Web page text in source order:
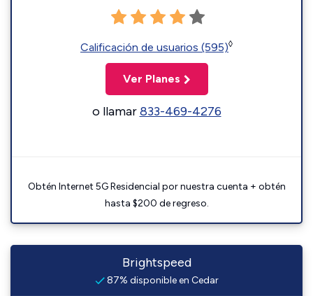
Calificación de usuarios (595)◊
Ver Planes
o llamar833-469-4276
Obtén Internet 5G Residencial por nuestra cuenta + obtén
hasta $200 de regreso.
Brightspeed
87% disponible en Cedar